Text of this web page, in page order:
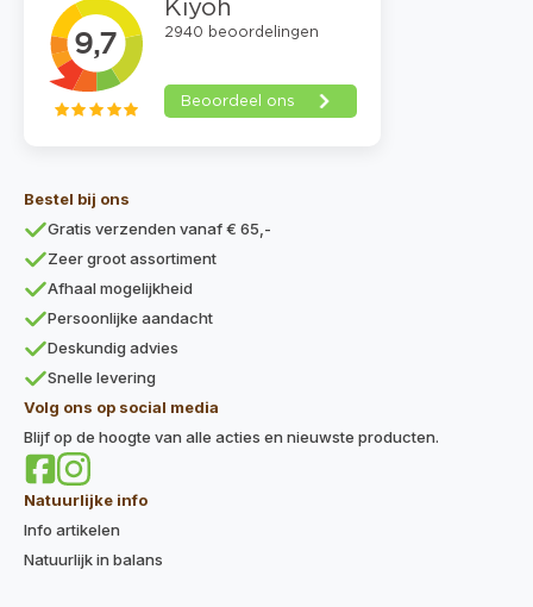
Bestel bij ons
Gratis verzenden vanaf € 65,-
Zeer groot assortiment
Afhaal mogelijkheid
Persoonlijke aandacht
Deskundig advies
Snelle levering
Volg ons op social media
Blijf op de hoogte van alle acties en nieuwste producten.
Natuurlijke info
Info artikelen
Natuurlijk in balans